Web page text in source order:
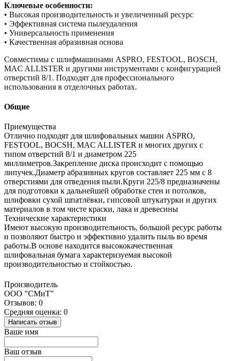
Ключевые особенности:
• Высокая производительность и увеличенный ресурс
• Эффективная система пылеудаления
• Универсальность применения
• Качественная абразивная основа
Совместимы с шлифмашинами ASPRO, FESTOOL, BOSCH,
MAC ALLISTER и другими инструментами с конфигурацией
отверстий 8/1. Подходят для профессионального
использования в отделочных работах.
Общие
Приемущества
Отлично подходят для шлифовальных машин ASPRO,
FESTOOL, BOCSH, MAC ALLISTER и многих других с
типом отверстий 8/1 и диаметром 225
миллиметров.Закрепление диска происходит с помощью
липучек.Диаметр абразивных кругов составляет 225 мм с 8
отверстиями для отведения пыли.Круги 225/8 предназначены
для подготовки к дальнейшей обработке стен и потолков,
шлифовки сухой шпатлёвки, гипсовой штукатурки и других
материалов в том чисте краски, лака и древесины
Технические характеристики
Имеют высокую производительность, большой ресурс работы
и позволяют быстро и эффективно удалить пыль во время
работы.В основе находится высококачественная
шлифовальная бумага характеризуемая высокой
производительностью и стойкостью.
Производитель
ООО "СМиТ"
Отзывов: 0
Средняя оценка: 0
Написать отзыв
Ваше имя
Ваш отзыв